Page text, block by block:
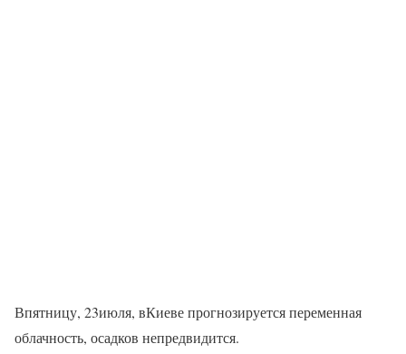
Впятницу, 23июля, вКиеве прогнозируется переменная
облачность, осадков непредвидится.